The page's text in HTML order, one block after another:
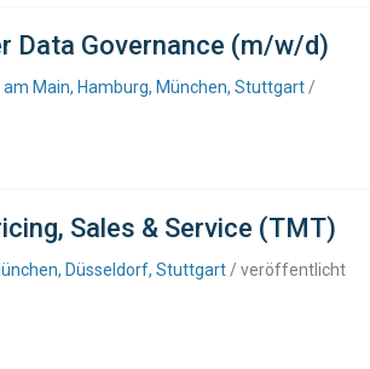
Data Governance (m/w/d)
Main, Hamburg, München, Stuttgart /
Sales & Service (TMT)
Düsseldorf, Stuttgart/ veröffentlicht